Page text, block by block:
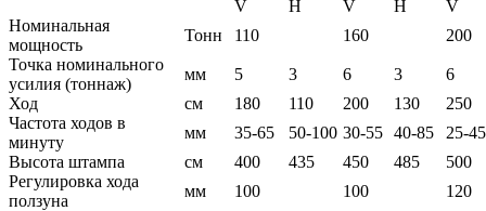
V H V H
V
Номинальная
мощность
Тонн 110 160
200
Точка номинального
усилия (тоннаж)
мм 5 3 6 3
6
Ход
см 180 110 200 130
250
Частота ходов в
минуту
мм 35-65 50-100 30-55 40-85
25-45
Высота штампа
см 400 435 450 485
500
Регулировка хода
ползуна
мм 100 100 120